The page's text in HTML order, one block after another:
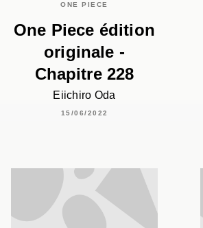
ONE PIECE
One Piece édition
originale -
Chapitre 228
Eiichiro Oda
15/06/2022